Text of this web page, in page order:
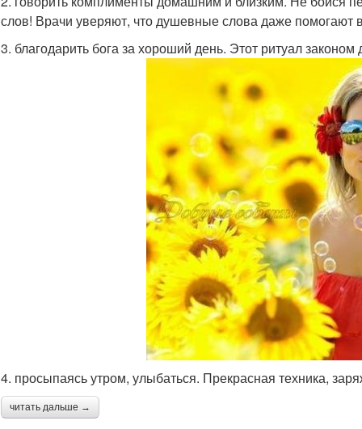
слов! Врачи уверяют, что душевные слова даже помогают
3. благодарить бога за хороший день. Этот ритуал
4. просыпаясь утром, улыбаться. Прекрасная техника,
читать дальше →